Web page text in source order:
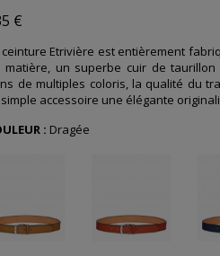
€
ceinture Etrivière est entièrement
matière, un superbe cuir de taurillon
de multiples coloris, la qualité du
accessoire une élégante
: Dragée